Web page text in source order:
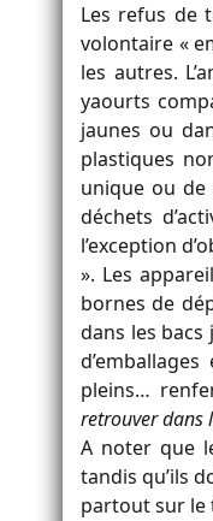
Les refus de
volontaire «
les autres.
yaourts
jaunes ou
plastiques
unique ou de
déchets
l’exception
». Les
bornes de
dans les bacs
pleins…
retrouver dans
A noter que
tandis qu’ils
partout sur